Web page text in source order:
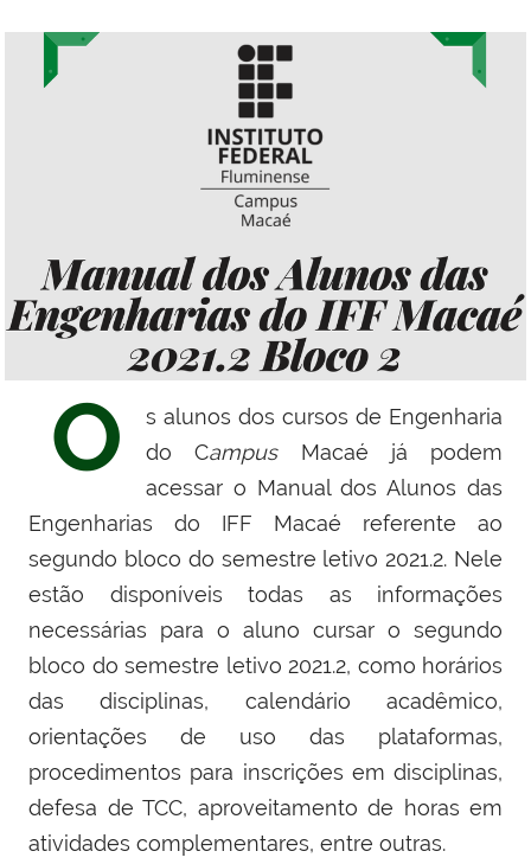
O
s alunos dos cursos de Engenharia
doCampusMacaé já podem
acessar o Manual dos Alunos das
Engenharias do IFF Macaé referente ao
segundo bloco do semestre letivo 2021.2. Nele
estão disponíveis todas as informações
necessárias para o aluno cursar o segundo
bloco do semestre letivo 2021.2, como horários
das disciplinas, calendário acadêmico,
orientações de uso das plataformas,
procedimentos para inscrições em disciplinas,
defesa de TCC, aproveitamento de horas em
atividades complementares, entre outras.